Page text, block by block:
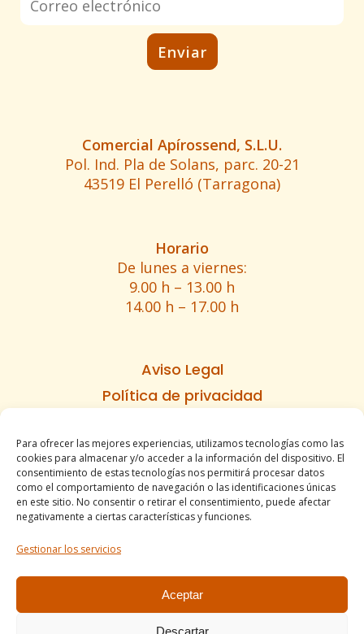
Para ofrecer las mejores experiencias, utilizamos tecnologías como las
cookies para almacenar y/o acceder a la información del dispositivo. El
consentimiento de estas tecnologías nos permitirá procesar datos
como el comportamiento de navegación o las identificaciones únicas
en este sitio. No consentir o retirar el consentimiento, puede afectar
negativamente a ciertas características y funciones.
Gestionar los servicios
Aceptar
Descartar
Comercial Apírossend, S.L.U.
Pol. Ind. Pla de Solans, parc. 20-21
43519 El Perelló (Tarragona)
Horario
De lunes a viernes:
9.00 h – 13.00 h
14.00 h – 17.00 h
Aviso Legal
Política de privacidad
Informe de accesibilidad
Condiciones de venta
Mapa del sitio
comercial@apirossend.com